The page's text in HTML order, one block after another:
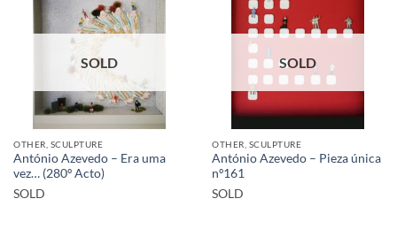
SOLD
OTHER, SCULPTURE
António Azevedo – Era uma
vez… (280º Acto)
SOLD
SOLD
OTHER, SCULPTURE
António Azevedo – Pieza única
nº161
SOLD